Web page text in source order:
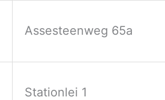
Assesteenweg 65a
Stationlei 1